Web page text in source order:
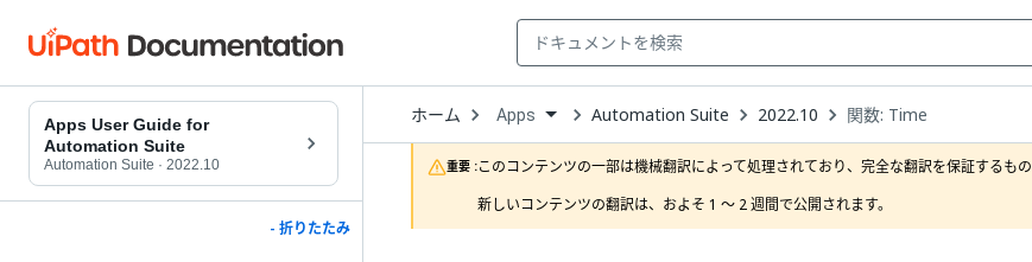
Apps User Guide for
Automation Suite
Automation Suite · 2022.10
- 折りたたみ
ホーム Open
Dropdown
to
choose
product
Apps Automation Suite 2022.10 関数: Time
重要 :このコンテンツの一部は機械翻訳によって処理されており、完全な翻訳を保証するもの
新しいコンテンツの翻訳は、およそ 1 ～ 2 週間で公開されます。